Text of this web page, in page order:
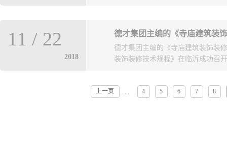
建筑与小区海绵城市施工图设计审
织编写了《青岛市城市市政道路、
行），日前予以发布。附件
德才集团主编的《寺庙建筑装
2018
11 / 22
德才集团主编的《寺庙建筑装饰装
装饰装修技术规程》在临沂成功召
、中国民族建筑研究会专家委员会
上一页 ... 4 5 6 7 8